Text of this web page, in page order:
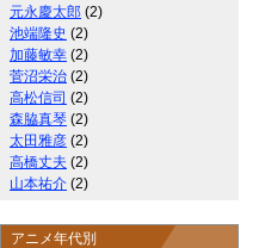
元永慶太郎 (2)
池端隆史 (2)
加藤敏幸 (2)
菅沼栄治 (2)
高松信司 (2)
森脇真琴 (2)
太田雅彦 (2)
高橋丈夫 (2)
山本祐介 (2)
アニメ年代別